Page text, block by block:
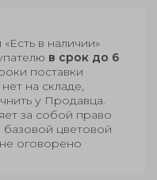
в наличии»
в срок до 6
поставки
на складе,
у Продавца.
за собой право
базовой цветовой
оговорено